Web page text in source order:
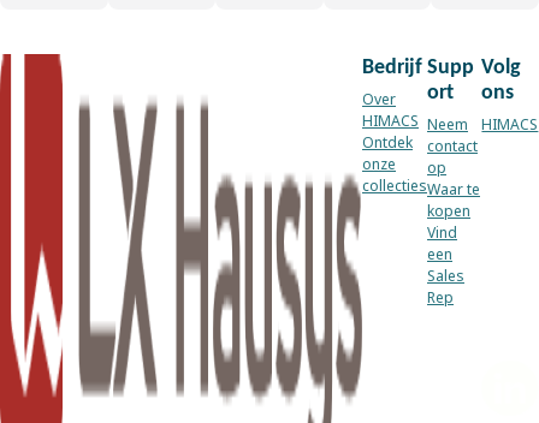
Bedrijf
Over
HIMACS
Ontdek
onze
collecties
Supp
ort
Neem
contact
op
Waar te
kopen
Vind
een
Sales
Rep
Volg
ons
HIMACS